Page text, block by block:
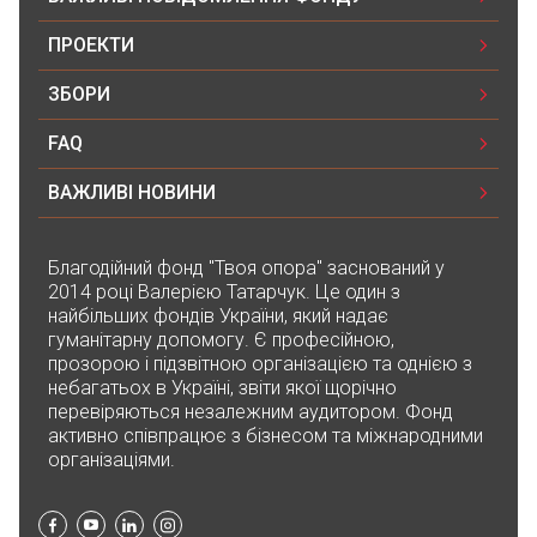
500₴
ПРОЕКТИ
ЗБОРИ
FAQ
ВАЖЛИВІ НОВИНИ
Благодійний фонд "Твоя опора" заснований у
2014 році Валерією Татарчук. Це один з
найбільших фондів України, який надає
гуманітарну допомогу. Є професійною,
прозорою і підзвітною організацією та однією з
небагатьох в Україні, звіти якої щорічно
перевіряються незалежним аудитором. Фонд
активно співпрацює з бізнесом та міжнародними
організаціями.